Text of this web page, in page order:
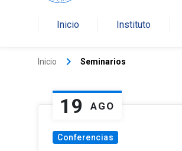
Inicio Instituto
Inicio keyboard_arrow_right Seminarios
19 AGO
Conferencias